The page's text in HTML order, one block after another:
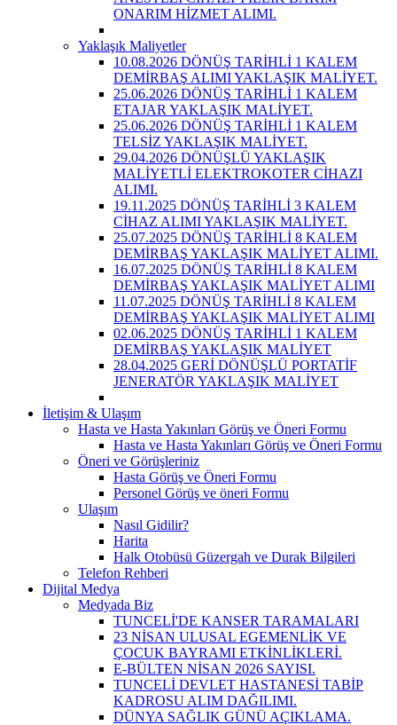
ONARIM HİZMET ALIMI.
Yaklaşık Maliyetler
10.08.2026 DÖNÜŞ TARİHLİ 1 KALEM
DEMİRBAŞ ALIMI YAKLAŞIK MALİYET.
25.06.2026 DÖNÜŞ TARİHLİ 1 KALEM
ETAJAR YAKLAŞIK MALİYET.
25.06.2026 DÖNÜŞ TARİHLİ 1 KALEM
TELSİZ YAKLAŞIK MALİYET.
29.04.2026 DÖNÜŞLÜ YAKLAŞIK
MALİYETLİ ELEKTROKOTER CİHAZI
ALIMI.
19.11.2025 DÖNÜŞ TARİHLİ 3 KALEM
CİHAZ ALIMI YAKLAŞIK MALİYET.
25.07.2025 DÖNÜŞ TARİHLİ 8 KALEM
DEMİRBAŞ YAKLAŞIK MALİYET ALIMI.
16.07.2025 DÖNÜŞ TARİHLİ 8 KALEM
DEMİRBAŞ YAKLAŞIK MALİYET ALIMI
11.07.2025 DÖNÜŞ TARİHLİ 8 KALEM
DEMİRBAŞ YAKLAŞIK MALİYET ALIMI
02.06.2025 DÖNÜŞ TARİHLİ 1 KALEM
DEMİRBAŞ YAKLAŞIK MALİYET
28.04.2025 GERİ DÖNÜŞLÜ PORTATİF
JENERATÖR YAKLAŞIK MALİYET
İletişim & Ulaşım
Hasta ve Hasta Yakınları Görüş ve Öneri Formu
Hasta ve Hasta Yakınları Görüş ve Öneri Formu
Öneri ve Görüşleriniz
Hasta Görüş ve Öneri Formu
Personel Görüş ve öneri Formu
Ulaşım
Nasıl Gidilir?
Harita
Halk Otobüsü Güzergah ve Durak Bilgileri
Telefon Rehberi
Dijital Medya
Medyada Biz
TUNCELİ'DE KANSER TARAMALARI
23 NİSAN ULUSAL EGEMENLİK VE
ÇOCUK BAYRAMI ETKİNLİKLERİ.
E-BÜLTEN NİSAN 2026 SAYISI.
TUNCELİ DEVLET HASTANESİ TABİP
KADROSU ALIM DAĞILIMI.
DÜNYA SAĞLIK GÜNÜ AÇIKLAMA.